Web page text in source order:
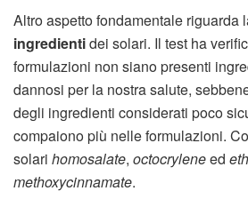
Altro aspetto fondamentale riguarda
ingredientidei solari. Il test ha
formulazioni non siano presenti
dannosi per la nostra salute,
degli ingredienti considerati poco
compaiono più nelle formulazioni.
solari homosalate, octocryleneed
methoxycinnamate.